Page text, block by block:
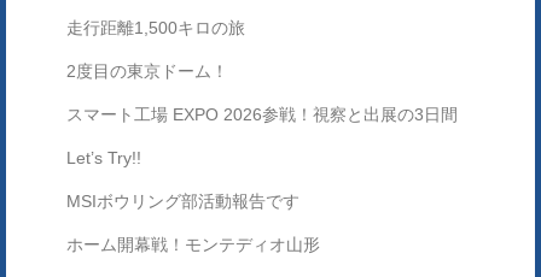
走行距離1,500キロの旅
2度目の東京ドーム！
スマート工場 EXPO 2026参戦！視察と出展の3日間
Let’s Try!!
MSIボウリング部活動報告です
ホーム開幕戦！モンテディオ山形